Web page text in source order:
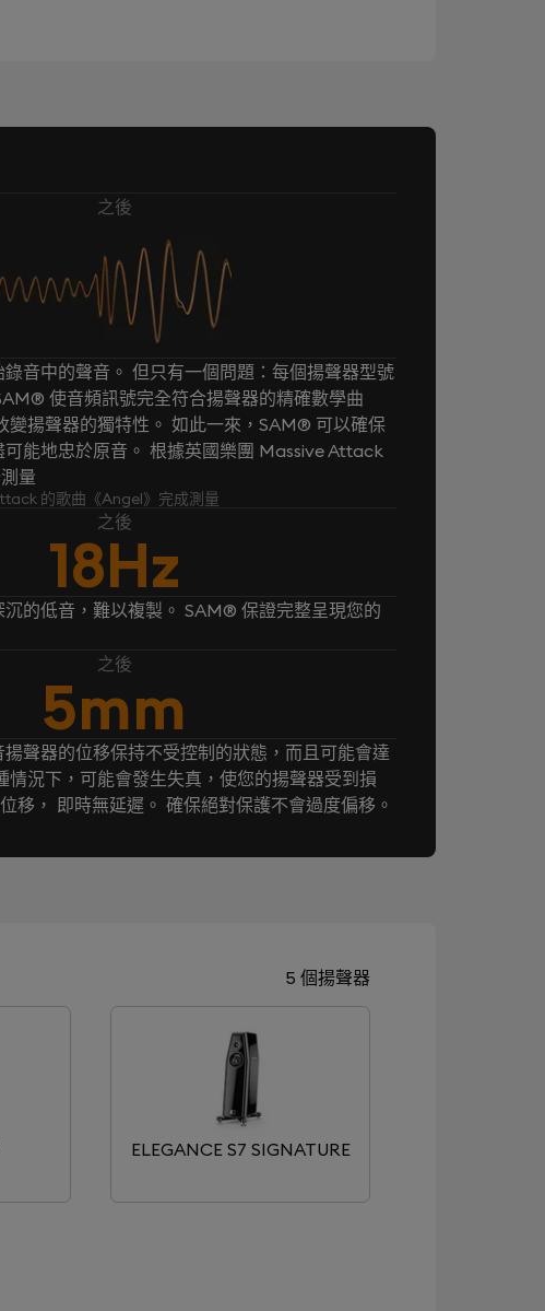
之後
音中的聲音。 但只有一個問題：每個揚聲器型號
使音頻訊號完全符合揚聲器的精確數學曲
變揚聲器的獨特性。 如此一來，SAM® 可以確保
能地忠於原音。 根據英國樂團 Massive Attack
量
的歌曲《Angel》完成測量
之後
18Hz
的低音，難以複製。 SAM® 保證完整呈現您的
之後
5mm
聲器的位移保持不受控制的狀態，而且可能會達
情況下，可能會發生失真，使您的揚聲器受到損
移， 即時無延遲。 確保絕對保護不會過度偏移。
5 個揚聲器
ELEGANCE S7 SIGNATURE